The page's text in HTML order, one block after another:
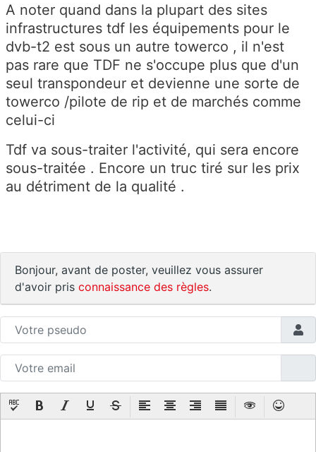
A noter quand dans la plupart des sites
infrastructures tdf les équipements pour le
dvb-t2 est sous un autre towerco , il n'est
pas rare que TDF ne s'occupe plus que d'un
seul transpondeur et devienne une sorte de
towerco /pilote de rip et de marchés comme
celui-ci
Tdf va sous-traiter l'activité, qui sera encore
sous-traitée . Encore un truc tiré sur les prix
au détriment de la qualité .
Bonjour, avant de poster, veuillez vous assurer
d'avoir pris connaissance des règles.